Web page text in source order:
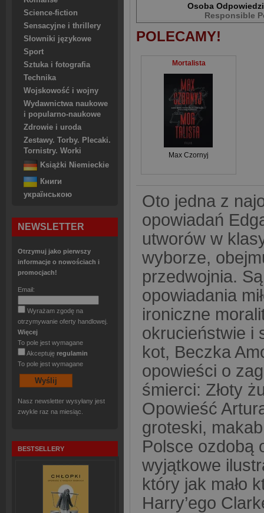
Science-fiction
Sensacyjne i thrillery
Słowniki językowe
Sport
Sztuka i fotografia
Technika
Wojskowość i wojny
Wydawnictwa naukowe
i popularno-naukowe
Zdrowie i uroda
Zestawy. Torby. Plecaki.
Tornistry. Worki
Książki Niemieckie
Книги
українською
NEWSLETTER
Otrzymuj jako pierwszy
informacje o nowościach i
promocjach!
Email:
Wyrażam zgodę na
otrzymywanie oferty handlowej.
Więcej
To pole jest wymagane
Akceptuję regulamin
To pole jest wymagane
Nasz newsletter wysyłany jest
zwykle raz na miesiąc.
BESTSELLERY
Osoba
Responsible
POLECAMY!
Mortalista
Max Czornyj
Oto jedna z
opowiadań
utworów w
wyborze,
przedwojnia.
opowiadania
ironiczne
okrucieństwie i
kot, Beczka
opowieści o
śmierci: Złoty
Opowieść
groteski,
Polsce ozdobą
wyjątkowe
który jak mało
Harry’ego